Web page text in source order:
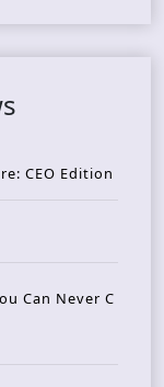
CEO Edition
Can Never C